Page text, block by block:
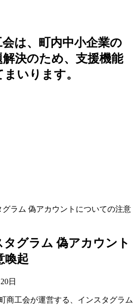
は、町内中小企業の
決のため、支援機能
いります。
ラム 偽アカウントについての注意
タグラム 偽アカウント
喚起
日
商工会が運営する、インスタグラム